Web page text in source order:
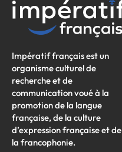
Impératif français est un
organisme culturel de
recherche et de
communication voué à la
promotion de la langue
française, de la culture
d’expression française et de
la francophonie.